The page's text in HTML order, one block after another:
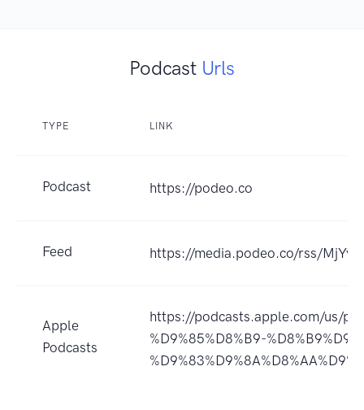
Podcast Urls
TYPE LINK
Podcast https://podeo.co
Feed https://media.podeo.co/rss/
Apple
Podcasts
https://podcasts.apple.com/us/
%D9%85%D8%B9-